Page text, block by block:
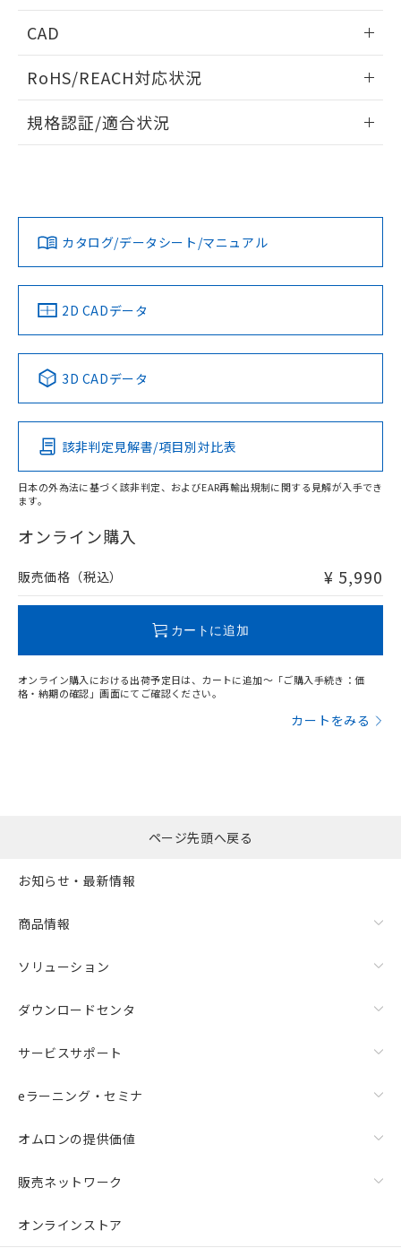
端子配置/内部接続
電気的寿命曲線
CAD
ドすることができます。
ログイン/会員登録
ダウンロードデータをご利用いただく前に、以下を必ずお読
みください。
ソフトウェアの使用条件
RoHS/REACH対応状況
EU RoHS 注意事項・凡例
対応済み
中国 RoHS 注意事項・凡例
Pb Hg Cd Cr(VI)
O
在庫等で未対応品が混在する可能性があります。
問い合わせください。
規格認証/適合状況
LR型式承認
（イギリス
船舶規格）
DNV型式承認
（ノルウェー
BV型式承認
（フランス
KR型式
（韓国
Yes No No No
この製品の規格認証/適合状況ページへ
その他の認証はこちらのページからご検索ください
カタログ/データシート/マニュアル
2D CADデータ
3D CADデータ
該非判定見解書/項目別対比表
日本の外為法に基づく該非判定、およびEAR再輸出規制に関する見解が入手でき
ます。
オンライン購入
販売価格（税込） ¥ 5,990
カートに追加
オンライン購入における出荷予定日は、カートに追加～「ご購入手続き：価
格・納期の確認」画面にてご確認ください。
カートをみる
ページ先頭へ戻る
お知らせ・最新情報
商品情報
ソリューション
ダウンロードセンタ
サービスサポート
eラーニング・セミナ
オムロンの提供価値
販売ネットワーク
オンラインストア